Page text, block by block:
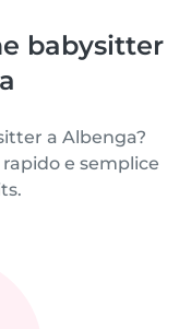
babysitter
a Albenga?
e semplice